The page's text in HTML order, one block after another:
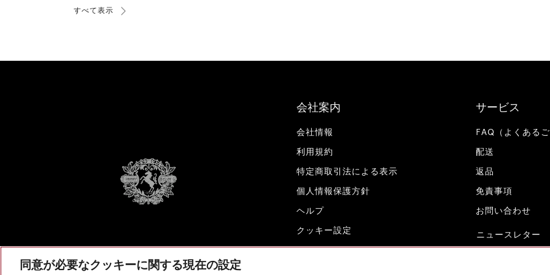
すべて表示
会社案内
会社情報
利用規約
特定商取引法による表示
個人情報保護方針
ヘルプ
クッキー設定
サービス
FAQ（よくある
配送
返品
免責事項
お問い合わせ
ニュースレター
同意が必要なクッキーに関する現在の設定